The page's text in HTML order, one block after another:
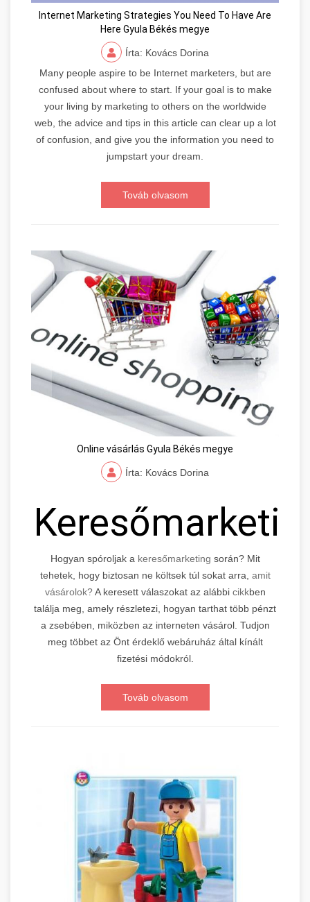
Internet Marketing Strategies You Need To Have Are
Here Gyula Békés megye
Írta: Kovács Dorina
Many people aspire to be Internet marketers, but are
confused about where to start. If your goal is to make
your living by marketing to others on the worldwide
web, the advice and tips in this article can clear up a lot
of confusion, and give you the information you need to
jumpstart your dream.
Továb olvasom
Online vásárlás Gyula Békés megye
Írta: Kovács Dorina
Hogyan spóroljak a keresőmarketing során? Mit
tehetek, hogy biztosan ne költsek túl sokat arra, amit
vásárolok?A keresett válaszokat az alábbi cikkben
találja meg, amely részletezi, hogyan tarthat több pénzt
a zsebében, miközben az interneten vásárol. Tudjon
meg többet az Önt érdeklő webáruház által kínált
fizetési módokról.
Továb olvasom